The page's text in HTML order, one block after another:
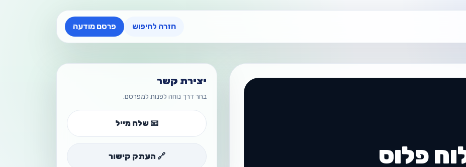
חזרה לחיפוש פרסם מודעה
פלוס
יצירת קשר
בחר דרך נוחה לפנות למפרסם.
📧 שלח מייל
🔗 העתק קישור